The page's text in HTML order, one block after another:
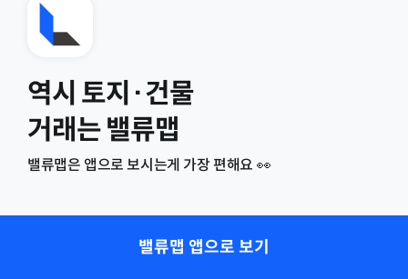
역시 토지·건물
거래는 밸류맵
밸류맵은 앱으로 보시는게 가장 편해요 👀
밸류맵 앱으로 보기